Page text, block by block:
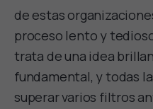
de estas
proceso lento y
trata de una idea
fundamental, y todas
superar varios filtros